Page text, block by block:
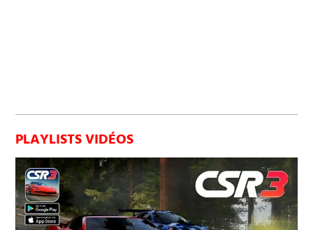
PLAYLISTS VIDÉOS